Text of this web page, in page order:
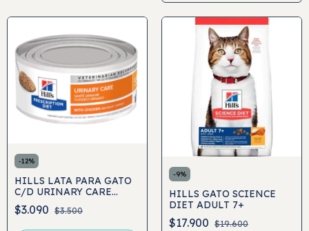
-12%
HILLS LATA PARA GATO
C/D URINARY CARE
156GR
$3.090 $3.500
-9%
HILLS GATO SCIENCE
DIET ADULT 7+
$17.900 $19.600